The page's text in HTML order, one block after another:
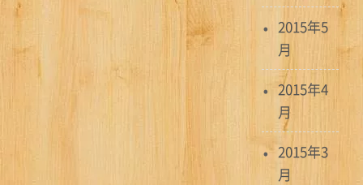
2015年5
月
2015年4
月
2015年3
月